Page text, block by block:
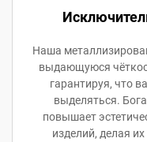
Наша
выдающуюся
гарантируя, что
выделяться.
повышает
изделий, делая